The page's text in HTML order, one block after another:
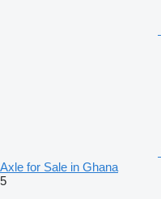
Axle for Sale in Ghana
5